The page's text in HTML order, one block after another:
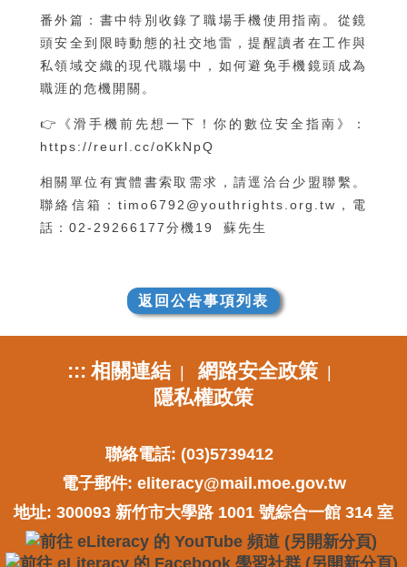
番外篇：書中特別收錄了職場手機使用指南。從鏡
頭安全到限時動態的社交地雷，提醒讀者在工作與
私領域交織的現代職場中，如何避免手機鏡頭成為
職涯的危機開關。
👉 《滑手機前先想一下！你的數位安全指南》
：
https://reurl.cc/oKkNpQ
相關單位有實體書索取需求，請逕洽台少盟聯繫。
聯絡信箱：timo6792@youthrights.org.tw，電
話：02-29266177分機19 蘇先生
返回公告事項列表
::: 相關連結| 網路安全政策|
隱私權政策
聯絡電話: (03)5739412
電子郵件: eliteracy@mail.moe.gov.tw
地址: 300093 新竹市大學路 1001 號綜合一館 314 室